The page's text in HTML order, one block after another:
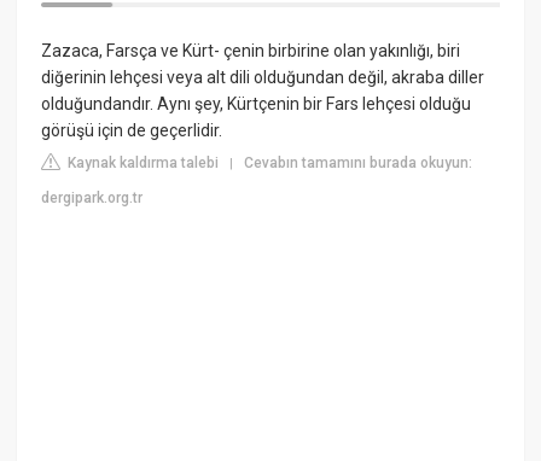
Zazaca, Farsça ve Kürt- çenin birbirine olan yakınlığı, biri
diğerinin lehçesi veya alt dili olduğundan değil, akraba diller
olduğundandır. Aynı şey, Kürtçenin bir Fars lehçesi olduğu
görüşü için de geçerlidir.
Kaynak kaldırma talebi |Cevabın tamamını burada okuyun:
dergipark.org.tr